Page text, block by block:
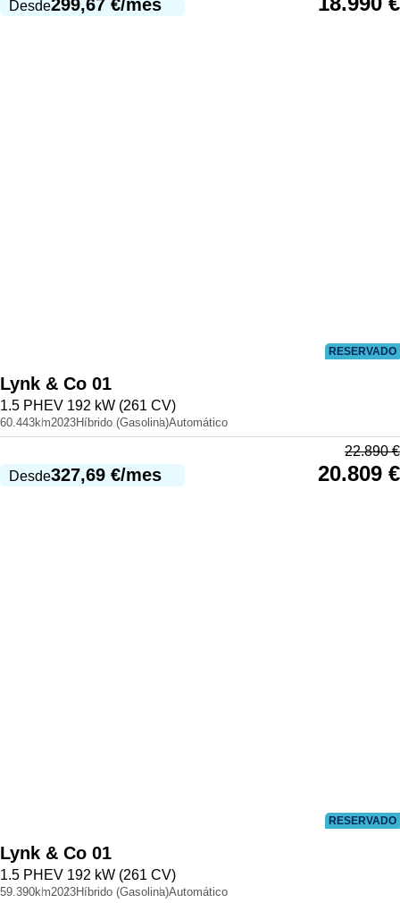
Desde299,67 €/mes
RESERVADO
Lynk & Co 01
1.5 PHEV 192 kW (261 CV)
60.443km2023Híbrido (Gasolina)Automático
Desde327,69 €/mes
22.890€
20.809 €
RESERVADO
Lynk & Co 01
1.5 PHEV 192 kW (261 CV)
59.390km2023Híbrido (Gasolina)Automático